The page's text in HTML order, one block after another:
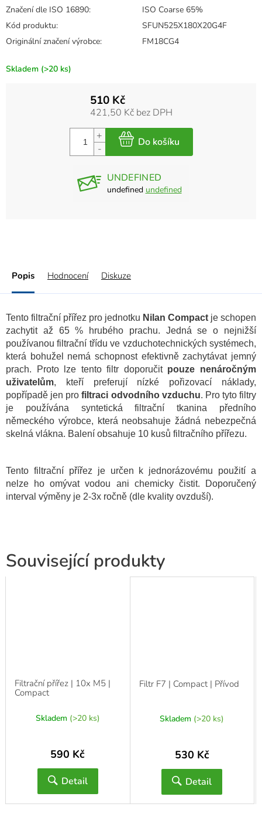
Skladem (>20 ks)
Značení dle ISO 16890:
ISO Coarse 65%
Kód produktu:
SFUN525X180X20G4F
Originální značení výrobce: FM18CG4
510 Kč
421,50 Kč bez DPH
UNDEFINED
undefined undefined
Související produkty
Filtrační přířez | 10x M5 |
Compact
Skladem (>20 ks)
590 Kč
Detail
Filtr F7 | Compact | Přívod
Skladem (>20 ks)
530 Kč
Detail
Popis Hodnocení Diskuze
Tento filtrační přířez pro jednotku Nilan Compact je schopen
zachytit až 65 % hrubého prachu. Jedná se o nejnižší
používanou filtrační třídu ve vzduchotechnických systémech,
která bohužel nemá schopnost efektivně zachytávat jemný
prach. Proto lze tento filtr doporučitpouze nenáročným
uživatelům, kteří preferují nízké pořizovací náklady,
popřípadě jen profiltraci odvodního vzduchu. Pro tyto filtry
je používána syntetická filtrační tkanina předního
německého výrobce, která neobsahuje žádná nebezpečná
skelná vlákna. Balení obsahuje 10 kusů filtračního přířezu.
Tento filtrační přířez je určen k jednorázovému použití a
nelze ho omývat vodou ani chemicky čistit. Doporučený
interval výměny je 2-3x ročně (dle kvality ovzduší).